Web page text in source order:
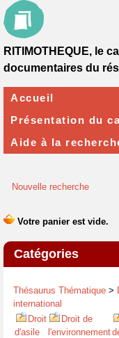
Nouvelle recherche
Catégories
Thésaurus Thématique >
international
Droit
d'asile
Droit de
l'environnement
RITIMOTHEQUE, le
documentaires du
Accueil
Présentation du
Aide à la